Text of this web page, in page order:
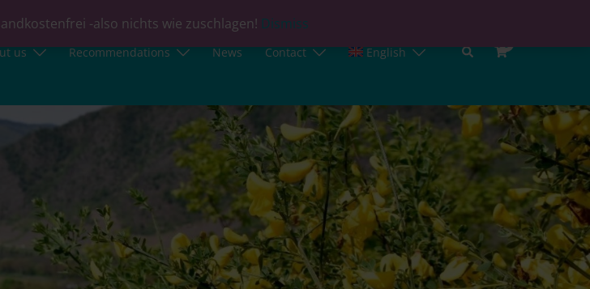
-also nichts wie zuschlagen! Dismiss
us Recommendations News Contact English
0